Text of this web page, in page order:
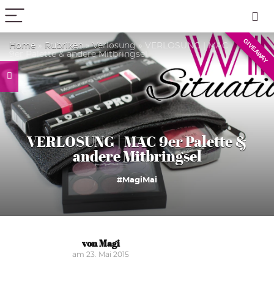
PICK COLOR
GIVEAWAY
Home » Rubriken»Verlosung» VERLOSUNG | MAC
9er Palette & andere Mitbringsel
VERLOSUNG | MAC 9er Palette &
andere Mitbringsel
#MagiMai
von Magi
am 23. Mai 2015